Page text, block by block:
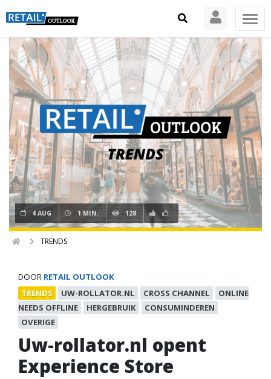
4 AUG 1 MIN. 128
TRENDS
DOOR RETAIL OUTLOOK
TRENDS
UW-ROLLATOR.NL CROSS CHANNEL
ONLINE
NEEDS OFFLINE
HERGEBRUIK
CONSUMINDEREN
OVERIGE
Uw-rollator.nl opent
Experience Store